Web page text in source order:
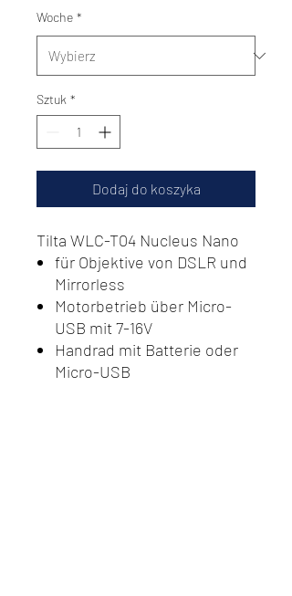
Woche *
Sztuk *
Dodaj do koszyka
Tilta WLC-T04 Nucleus Nano
für Objektive von DSLR und
Mirrorless
Motorbetrieb über Micro-
USB mit 7-16V
Handrad mit Batterie oder
Micro-USB